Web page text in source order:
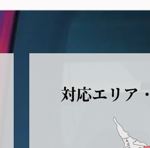
対応エリア・